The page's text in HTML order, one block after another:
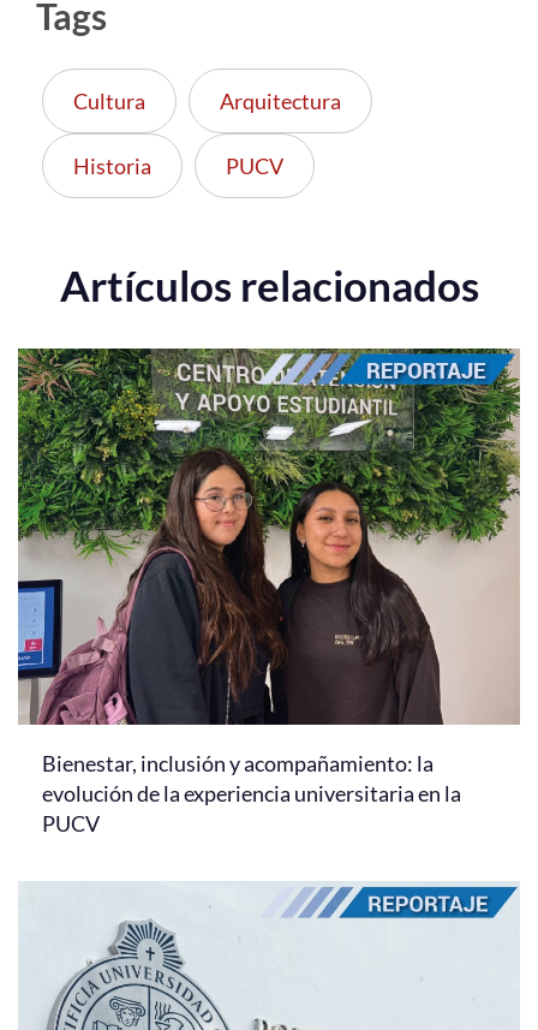
Tags
Cultura Arquitectura
Historia PUCV
Artículos relacionados
Bienestar, inclusión y acompañamiento: la
evolución de la experiencia universitaria en la
PUCV